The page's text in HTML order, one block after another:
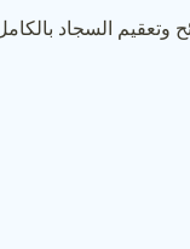
وتعقيم السجاد